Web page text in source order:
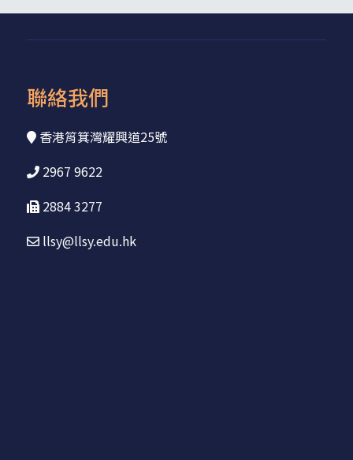
聯絡我們
香港筲箕灣耀興道25號
2967 9622
2884 3277
llsy@llsy.edu.hk